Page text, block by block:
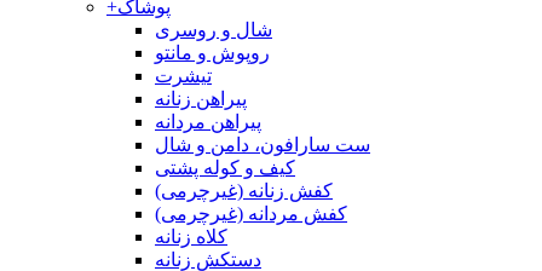
+پوشاک
شال و روسری
روپوش و مانتو
تیشرت
پیراهن زنانه
پیراهن مردانه
ست سارافون، دامن و شال
کیف و کوله پشتی
کفش زنانه (غیرچرمی)
کفش مردانه (غیرچرمی)
کلاه زنانه
دستکش زنانه